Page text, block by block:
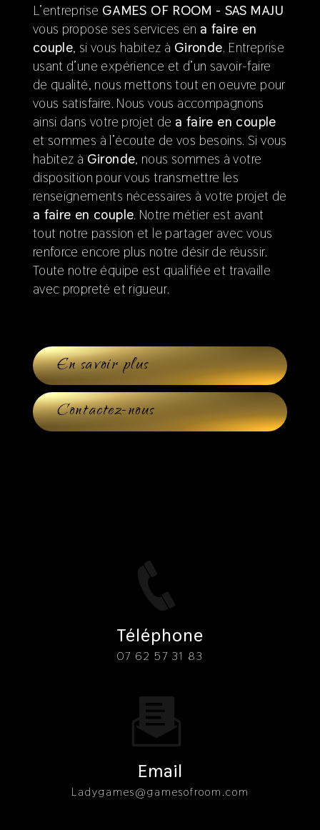
L’entreprise GAMES OF ROOM - SAS MAJU
vous propose ses services en a faire en
couple, si vous habitez à Gironde. Entreprise
usant d’une expérience et d’un savoir-faire
de qualité, nous mettons tout en oeuvre pour
vous satisfaire. Nous vous accompagnons
ainsi dans votre projet de a faire en couple
et sommes à l’écoute de vos besoins. Si vous
habitez à Gironde, nous sommes à votre
disposition pour vous transmettre les
renseignements nécessaires à votre projet de
a faire en couple. Notre métier est avant
tout notre passion et le partager avec vous
renforce encore plus notre désir de réussir.
Toute notre équipe est qualifiée et travaille
avec propreté et rigueur.
En savoir plus
Contactez-nous
Téléphone
07 62 57 31 83
Email
ladygames@gamesofroom.com